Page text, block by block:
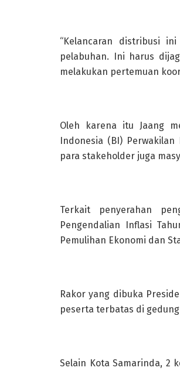
“Kelancaran distribusi
pelabuhan. Ini harus
melakukan pertemuan
Oleh karena itu Jaang
Indonesia (BI)
para stakeholder juga
Terkait penyerahan
Pengendalian Inflasi
Pemulihan Ekonomi dan
Rakor yang dibuka
peserta terbatas di gedung
Selain Kota Samarinda, 2